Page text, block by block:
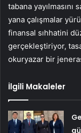
tabana yayılmasını
yana çalışmalar
finansal sıhhatini
gerçekleştiriyor,
okuryazar bir
İlgili Makaleler